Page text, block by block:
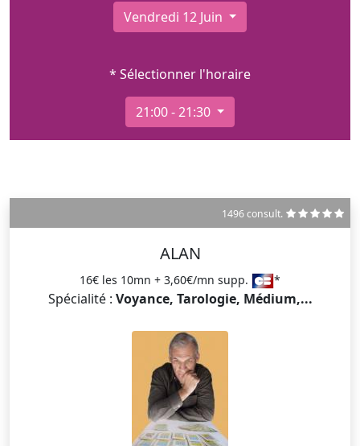
Vendredi 12 Juin
* Sélectionner l'horaire
21:00 - 21:30
1496 consult.
ALAN
16€ les 10mn + 3,60€/mn supp. *
Spécialité : Voyance, Tarologie, Médium,...